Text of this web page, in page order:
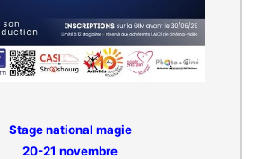
Stage national magie
20-21 novembre